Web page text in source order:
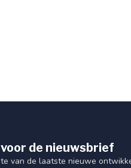
de nieuwsbrief
van de laatste nieuwe